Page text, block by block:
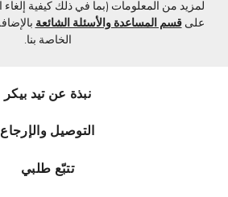
هنا
لمزيد من المعلومات (بما في ذلك كيفية إلغاء
علىقسم المساعدة والأسئلة الشائعة
الخاصة بنا.
نبذة عن تيد بيكر
التوصيل والإرجاع
تتبّع طلبي